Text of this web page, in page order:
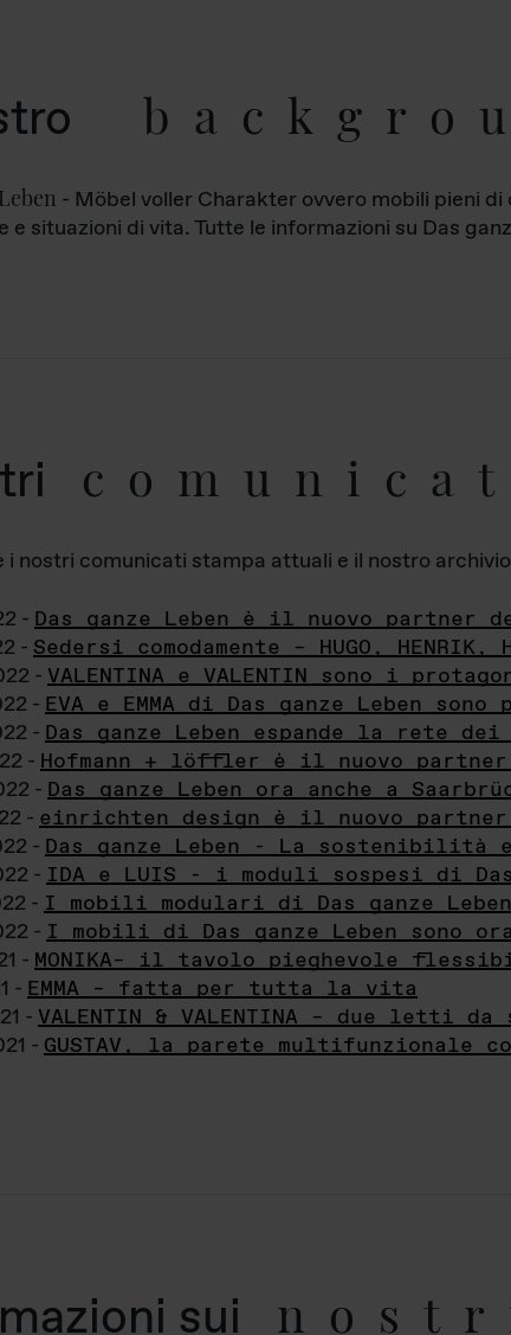
- Möbel voller Charakter ovvero mobili pieni
e situazioni di vita. Tutte le informazioni su Das
i nostri comunicati stampa attuali e il nostro
- Das ganze Leben è il nuovo partner
- Sedersi comodamente – HUGO, HENRIK,
- VALENTINA e VALENTIN sono i
- EVA e EMMA di Das ganze Leben
- Das ganze Leben espande la rete
- Hofmann + löffler è il nuovo partner
- Das ganze Leben ora anche a
- einrichten design è il nuovo partner
- Das ganze Leben - La sostenibilità
- IDA e LUIS - i moduli sospesi di Das
- I mobili modulari di Das ganze
- I mobili di Das ganze Leben sono
- MONIKA– il tavolo pieghevole
- EMMA – fatta per tutta la vita
- VALENTIN & VALENTINA – due letti da
- GUSTAV, la parete multifunzionale
sui